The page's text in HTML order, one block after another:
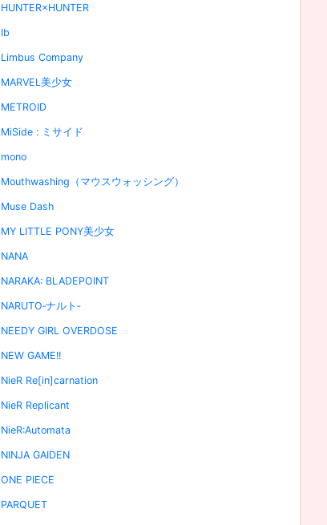
HUNTER×HUNTER
Ib
Limbus Company
MARVEL美少女
METROID
MiSide : ミサイド
mono
Mouthwashing（マウスウォッシング）
Muse Dash
MY LITTLE PONY美少女
NANA
NARAKA: BLADEPOINT
NARUTO‐ナルト‐
NEEDY GIRL OVERDOSE
NEW GAME!!
NieR Re[in]carnation
NieR Replicant
NieR:Automata
NINJA GAIDEN
ONE PIECE
PARQUET